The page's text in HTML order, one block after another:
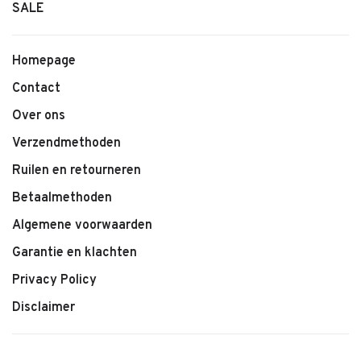
SALE
Homepage
Contact
Over ons
Verzendmethoden
Ruilen en retourneren
Betaalmethoden
Algemene voorwaarden
Garantie en klachten
Privacy Policy
Disclaimer